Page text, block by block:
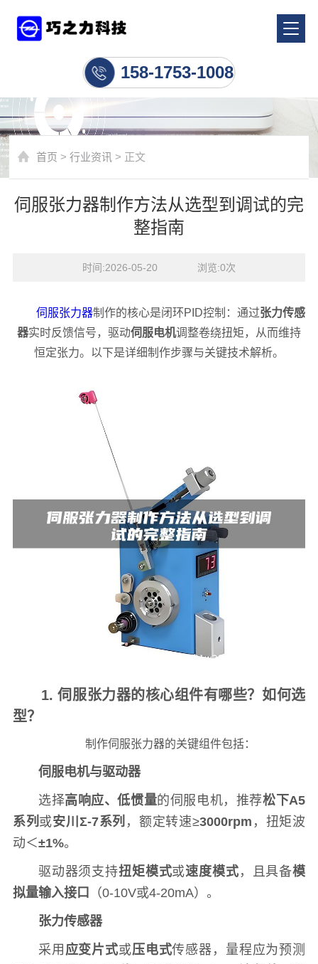
158-1753-1008
首页 >行业资讯 > 正文
伺服张力器制作方法从选型到调试的完
整指南
时间:2026-05-20    浏览:0次
伺服张力器制作的核心是闭环PID控制：通过张力传感
器实时反馈信号，驱动伺服电机调整卷绕扭矩，从而维持
恒定张力。以下是详细制作步骤与关键技术解析。
1. 伺服张力器的核心组件有哪些？如何选
型？
制作伺服张力器的关键组件包括：
伺服电机与驱动器
选择高响应、低惯量的伺服电机，推荐松下A5
系列或安川Σ-7系列 ，额定转速≥3000rpm ，扭矩波
动＜±1%。
驱动器须支持扭矩模式或速度模式 ，且具备模
拟量输入接口
（0-10V或4-20mA）。
张力传感器
采用 应变片式或压电式传感器，量程应为预测